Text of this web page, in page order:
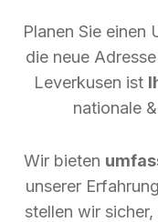
Planen Sie einen
die neue
Leverkusen ist
nationale
Wir bieten
unserer
stellen wir